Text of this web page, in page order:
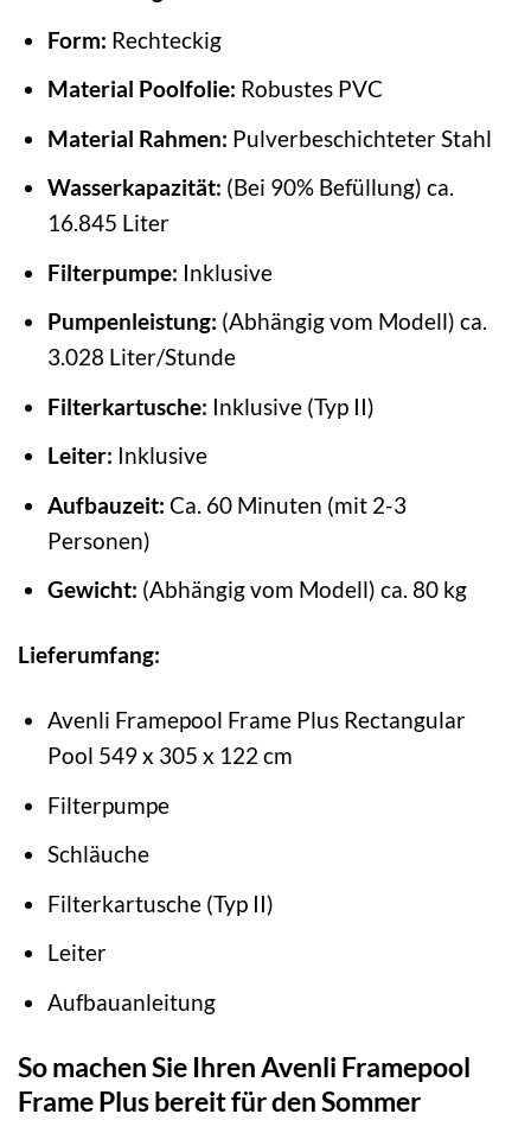
Form: Rechteckig
Material Poolfolie: Robustes PVC
Material Rahmen: Pulverbeschichteter Stahl
Wasserkapazität: (Bei 90% Befüllung) ca.
16.845 Liter
Filterpumpe: Inklusive
Pumpenleistung: (Abhängig vom Modell) ca.
3.028 Liter/Stunde
Filterkartusche: Inklusive (Typ II)
Leiter: Inklusive
Aufbauzeit: Ca. 60 Minuten (mit 2-3
Personen)
Gewicht: (Abhängig vom Modell) ca. 80 kg
Lieferumfang:
Avenli Framepool Frame Plus Rectangular
Pool 549 x 305 x 122 cm
Filterpumpe
Schläuche
Filterkartusche (Typ II)
Leiter
Aufbauanleitung
So machen Sie Ihren Avenli Framepool
Frame Plus bereit für den Sommer